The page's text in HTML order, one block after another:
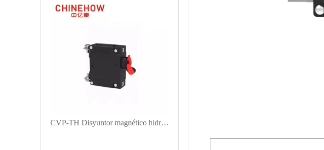
CVP-TH Disyuntor magnético hidráulico Actuador de manija larga con protección con tornillo M4 con orejetas hacia arriba 1P